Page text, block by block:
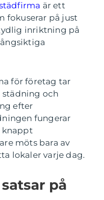
är ett
fokuserar på just
inriktning på
för företag tar
och
efter
fungerar
knappt
möts bara av
lokaler varje dag.
på